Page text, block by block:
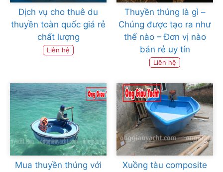
Dịch vụ cho thuê du
thuyền toàn quốc giá rẻ
chất lượng
Liên hệ
Thuyền thúng là gì –
Chúng được tạo ra như
thế nào – Đơn vị nào
bán rẻ uy tín
Liên hệ
Mua thuyền thúng với
Xuồng tàu composite